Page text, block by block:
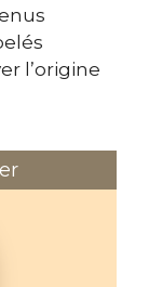
l’origine